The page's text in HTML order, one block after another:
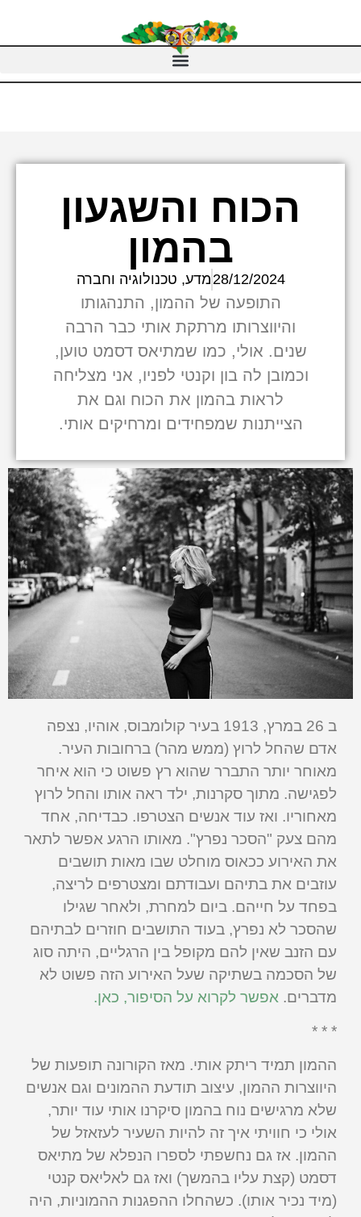
הכוח והשגעון
בהמון
28/12/2024מדע, טכנולוגיה וחברה
התופעה של ההמון, התנהגותו
והיווצרותו מרתקת אותי כבר הרבה
שנים. אולי, כמו שמתיאס דסמט טוען,
וכמובן לה בון וקנטי לפניו, אני מצליחה
לראות בהמון את הכוח וגם את
הצייתנות שמפחידים ומרחיקים אותי.
ב 26 במרץ, 1913 בעיר קולומבוס, אוהיו, נצפה
אדם שהחל לרוץ (ממש מהר) ברחובות העיר.
מאוחר יותר התברר שהוא רץ פשוט כי הוא איחר
לפגישה. מתוך סקרנות, ילד ראה אותו והחל לרוץ
מאחוריו. ואז עוד אנשים הצטרפו. כבדיחה, אחד
מהם צעק "הסכר נפרץ". מאותו הרגע אפשר לתאר
את האירוע ככאוס מוחלט שבו מאות תושבים
עוזבים את בתיהם ועבודתם ומצטרפים לריצה,
בפחד על חייהם. ביום למחרת, ולאחר שגילו
שהסכר לא נפרץ, בעוד התושבים חוזרים לבתיהם
עם הזנב שאין להם מקופל בין הרגליים, היתה סוג
של הסכמה בשתיקה שעל האירוע הזה פשוט לא
מדברים. אפשר לקרוא על הסיפור, כאן.
* * *
ההמון תמיד ריתק אותי. מאז הקורונה תופעות של
היווצרות ההמון, עיצוב תודעת ההמונים וגם אנשים
שלא מרגישים נוח בהמון סיקרנו אותי עוד יותר,
אולי כי חוויתי איך זה להיות השעיר לעזאזל של
ההמון. אז גם נחשפתי לספרו הנפלא של מתיאס
דסמט (קצת עליו בהמשך) ואז גם לאליאס קנטי
(מיד נכיר אותו). כשהחלו ההפגנות ההמוניות, היה